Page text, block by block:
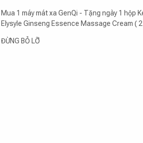
Mua 1 máy mát xa GenQi - Tặng ngày 1 hộp
Elysyle Ginseng Essence Massage Cream (
ĐỪNG BỎ LỠ